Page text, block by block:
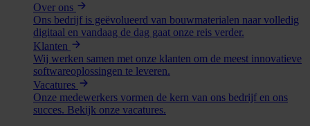
Over ons
Ons bedrijf is geëvolueerd van bouwmaterialen naar volledig
digitaal en vandaag de dag gaat onze reis verder.
Klanten
Wij werken samen met onze klanten om de meest innovatieve
softwareoplossingen te leveren.
Vacatures
Onze medewerkers vormen de kern van ons bedrijf en ons
succes. Bekijk onze vacatures.